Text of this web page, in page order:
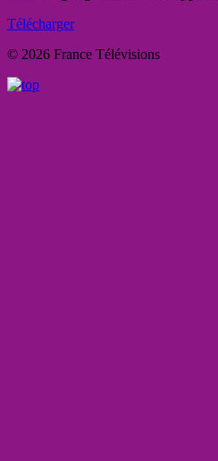
Télécharger
© 2026 France Télévisions